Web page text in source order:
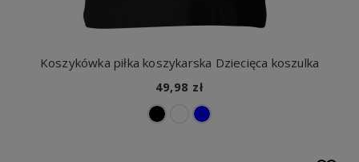
Koszykówka piłka koszykarska Dziecięca koszulka
49,98 zł